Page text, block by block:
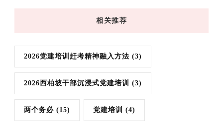
相关推荐
2026党建培训赶考精神融入方法 (3)
2026西柏坡干部沉浸式党建培训 (3)
两个务必 (15) 党建培训 (4)